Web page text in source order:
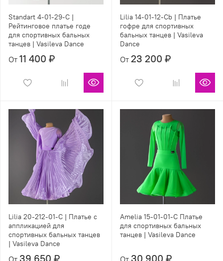
Standart 4-01-29-C |
Рейтинговое платье годе
для спортивных бальных
танцев | Vasileva Dance
От 11 400 ₽
Lilia 14-01-12-Cb | Платье
гофре для спортивных
бальных танцев | Vasileva
Dance
От 23 200 ₽
Lilia 20-212-01-C | Платье с
аппликацией для
спортивных бальных танцев
| Vasileva Dance
39 650 ₽
Amelia 15-01-01-C Платье
для спортивных бальных
танцев | Vasileva Dance
30 900 ₽